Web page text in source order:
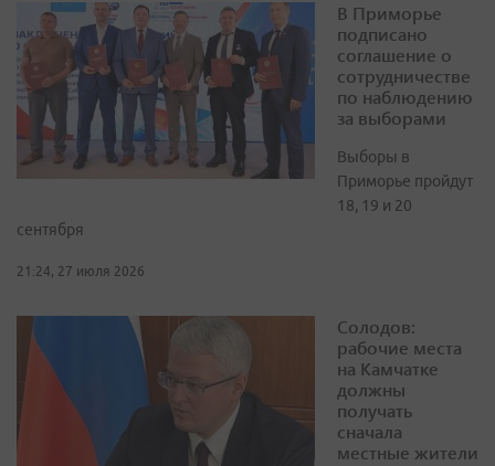
В Приморье
подписано
соглашение о
сотрудничестве
по наблюдению
за выборами
Выборы в
Приморье пройдут
18, 19 и 20
сентября
21:24, 27 июля 2026
Солодов:
рабочие места
на Камчатке
должны
получать
сначала
местные жители